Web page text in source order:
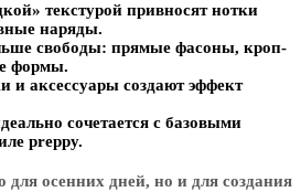
текстурой привносят нотки
наряды.
свободы: прямые фасоны, кроп-
формы.
аксессуары создают эффект
сочетается с базовыми
preppy.
для осенних дней, но и для создания